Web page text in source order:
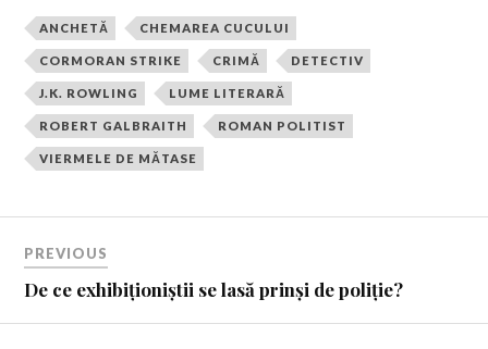
ANCHETĂ CHEMAREA CUCULUI
CORMORAN STRIKE CRIMĂ DETECTIV
J.K. ROWLING LUME LITERARĂ
ROBERT GALBRAITH ROMAN POLITIST
VIERMELE DE MĂTASE
PREVIOUS
De ce exhibiționiștii se lasă prinși de poliție?